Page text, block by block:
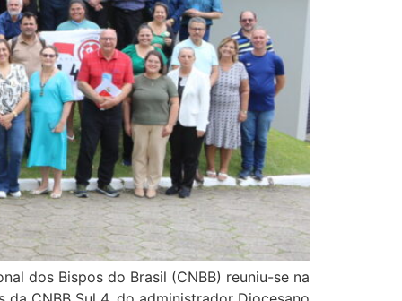
dos Bispos do Brasil (CNBB) reuniu-se na